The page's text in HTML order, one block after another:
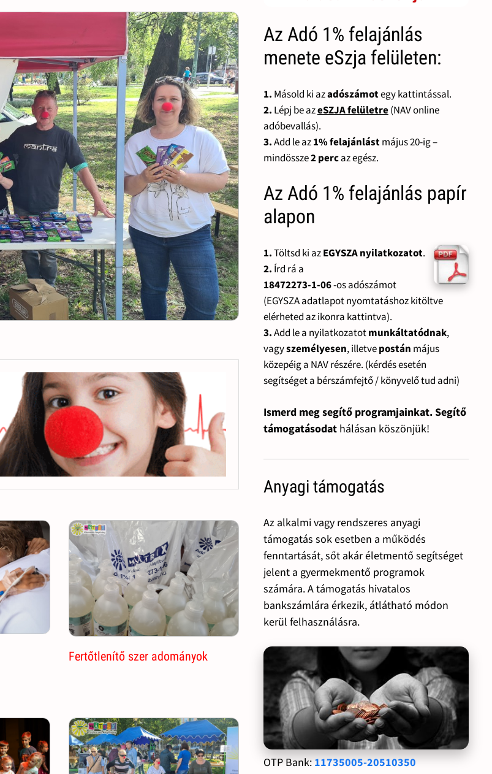
Fertőtlenítő szer adományok
Az Adó 1% felajánlás
menete eSzja felületen:
1. Másold ki azadószámotegy kattintással.
2. Lépj be azeSZJA felületre(NAV online
adóbevallás).
3.Add le az1% felajánlástmájus 20-ig –
mindössze2 percaz egész.
Az Adó 1% felajánlás papír
alapon
1.Töltsd ki azEGYSZA nyilatkozatot.
2. Írd rá a
18472273-1-06-os adószámot
(EGYSZA adatlapot nyomtatáshoz kitöltve
elérheted az ikonra kattintva).
3.Add le a nyilatkozatotmunkáltatódnak,
vagyszemélyesen, illetvepostán május
közepéig a NAV részére. (kérdés esetén
segítséget a bérszámfejtő / könyvelő tud adni)
Ismerd meg segítő programjainkat. Segítő
támogatásodat hálásan köszönjük!
Anyagi támogatás
Az alkalmi vagy rendszeres anyagi
támogatás sok esetben a működés
fenntartását, sőt akár életmentő segítséget
jelent a gyermekmentő programok
számára. A támogatás hivatalos
bankszámlára érkezik, átlátható módon
kerül felhasználásra.
OTP Bank: 11735005-20510350